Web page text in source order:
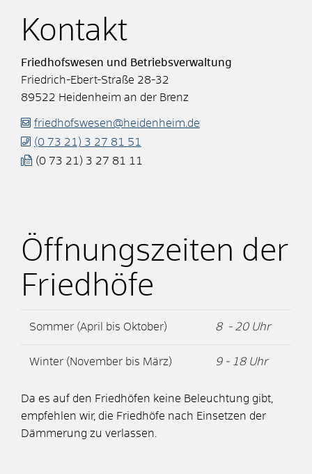
Kontakt
Friedhofswesen und Betriebsverwaltung
Friedrich-Ebert-Straße 28-32
89522 Heidenheim an der Brenz
friedhofswesen@heidenheim.de
(0 73 21) 3 27 81 51
(0 73 21) 3 27 81 11
Öffnungszeiten der
Friedhöfe
Sommer (April bis Oktober) 8 - 20 Uhr
Winter (November bis März) 9 - 18 Uhr
Da es auf den Friedhöfen keine Beleuchtung gibt,
empfehlen wir, die Friedhöfe nach Einsetzen der
Dämmerung zu verlassen.